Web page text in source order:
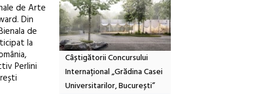
de Arte
Din
de
la
Perlini
Câștigătorii Concursului
Internațional „Grădina Casei
Universitarilor, București”